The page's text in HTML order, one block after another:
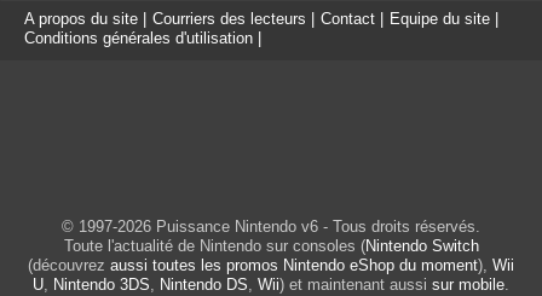
A propos du site Courriers des lecteurs Contact Equipe du site
Conditions générales d'utilisation
© 1997-2026 Puissance Nintendo v6 - Tous droits réservés.
Toute l'actualité de Nintendo sur consoles (Nintendo Switch
(découvrez aussi toutes les promos Nintendo eShop du moment), Wii
U, Nintendo 3DS, Nintendo DS, Wii) et maintenant aussi sur mobile.